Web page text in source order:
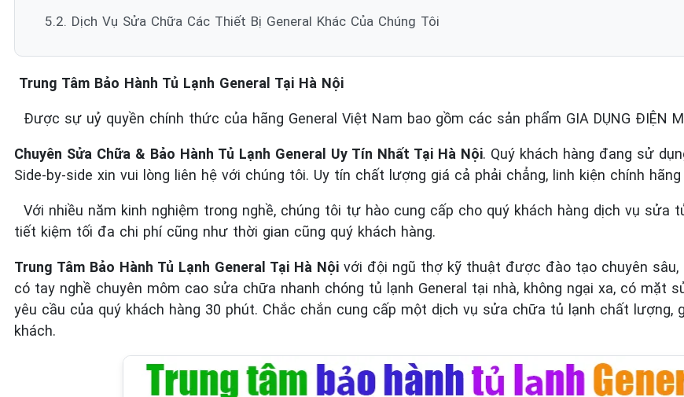
5.2. Dịch Vụ Sửa Chữa Các Thiết Bị General Khác Của Chúng Tôi
Trung Tâm Bảo Hành Tủ Lạnh General Tại Hà Nội
Được sự uỷ quyền chính thức của hãng General Việt Nam bao gồm các sản phẩm GIA DỤNG ĐIỆN
Chuyên Sửa Chữa & Bảo Hành Tủ Lạnh General Uy Tín Nhất Tại Hà Nội. Quý khách hàng đang sử
Side-by-side xin vui lòng liên hệ với chúng tôi. Uy tín chất lượng giá cả phải chẳng, linh kiện chính hãng
Với nhiều năm kinh nghiệm trong nghề, chúng tôi tự hào cung cấp cho quý khách hàng dịch vụ sửa
tiết kiệm tối đa chi phí cũng như thời gian cũng quý khách hàng.
Trung Tâm Bảo Hành Tủ Lạnh General Tại Hà Nội với đội ngũ thợ kỹ thuật được đào tạo chuyên sâu,
có tay nghề chuyên môm cao sửa chữa nhanh chóng tủ lạnh General tại nhà, không ngại xa, có mặt
yêu cầu của quý khách hàng 30 phút. Chắc chắn cung cấp một dịch vụ sửa chữa tủ lạnh chất lượng,
khách.